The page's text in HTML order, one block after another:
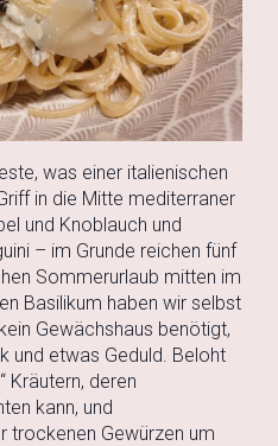
was einer italienischen
in die Mitte mediterraner
und Knoblauch und
– im Grunde reichen fünf
Sommerurlaub mitten im
Basilikum haben wir selbst
Gewächshaus benötigt,
und etwas Geduld. Beloht
Kräutern, deren
kann, und
trockenen Gewürzen um